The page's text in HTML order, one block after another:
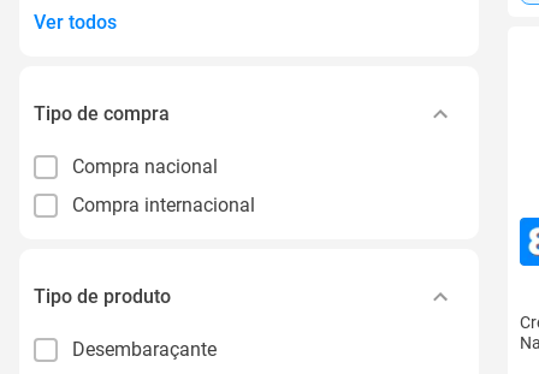
Ver todos
Tipo de compra
Compra nacional
Compra internacional
Tipo de produto
Desembaraçante